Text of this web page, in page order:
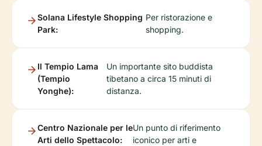
Solana Lifestyle Shopping
Park:
Per ristorazione e
shopping.
Il Tempio Lama
(Tempio
Yonghe):
Un importante sito buddista
tibetano a circa 15 minuti di
distanza.
Centro Nazionale per le
Arti dello Spettacolo:
Un punto di riferimento
iconico per arti e